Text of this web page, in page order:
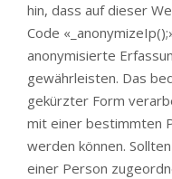
hin, dass auf dieser
Code
anonymisierte
gewährleisten. Das
gekürzter Form
mit einer bestimmten
werden können.
einer Person